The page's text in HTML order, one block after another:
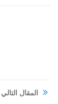
المقال التالي